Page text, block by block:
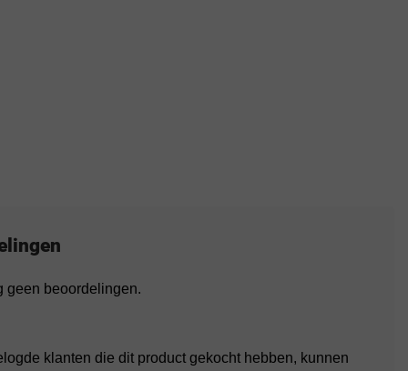
geen beoordelingen.
klanten die dit product gekocht hebben, kunnen